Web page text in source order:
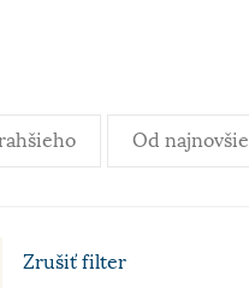
Od
Zrušiť filter